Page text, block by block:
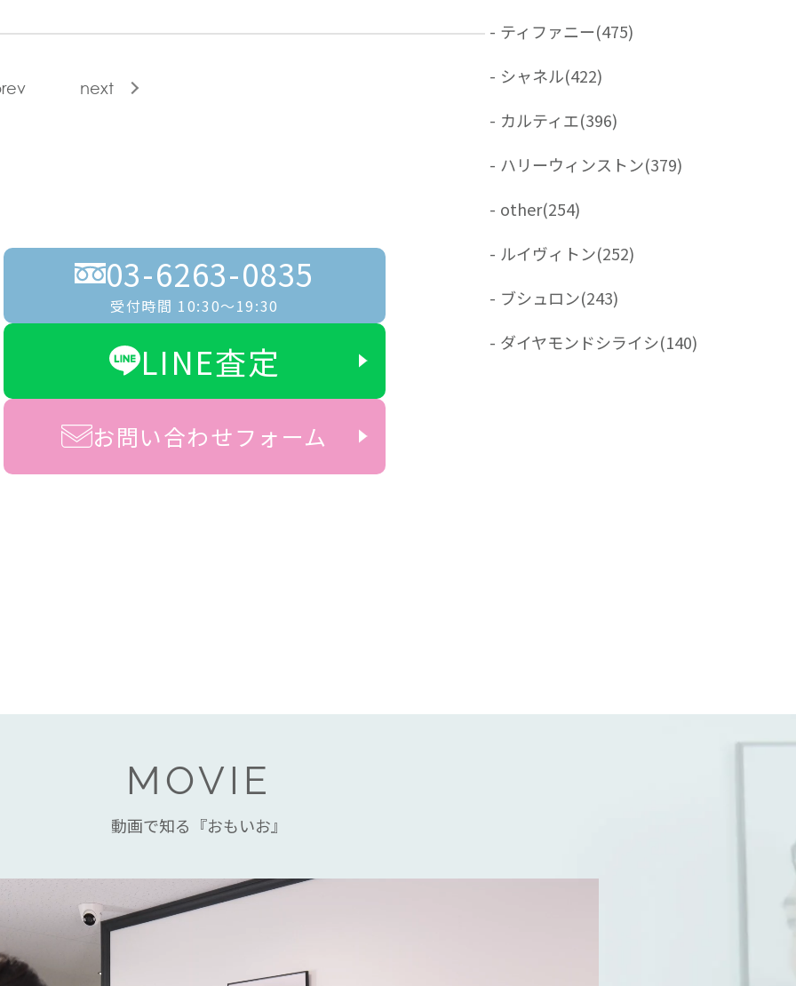
next
03-6263-0835
受付時間 10:30〜19:30
LINE査定
お問い合わせフォーム
- ティファニー(475)
- シャネル(422)
- カルティエ(396)
- ハリーウィンストン(379)
- other(254)
- ルイヴィトン(252)
- ブシュロン(243)
- ダイヤモンドシライシ(140)
MOVIE
動画で知る『おもいお』